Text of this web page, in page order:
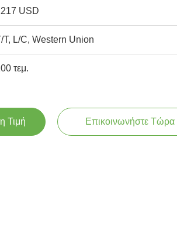
USD
T, L/C, Western Union
τεμ.
Τιμή Επικοινωνήστε Τώρα